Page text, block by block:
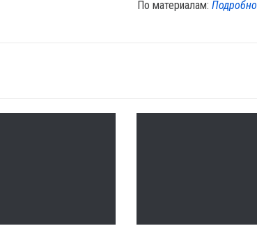
По материалам: